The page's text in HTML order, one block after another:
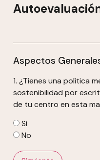
Aspectos
1. ¿Tienes una política
sostenibilidad por
de tu centro en esta
Si
No